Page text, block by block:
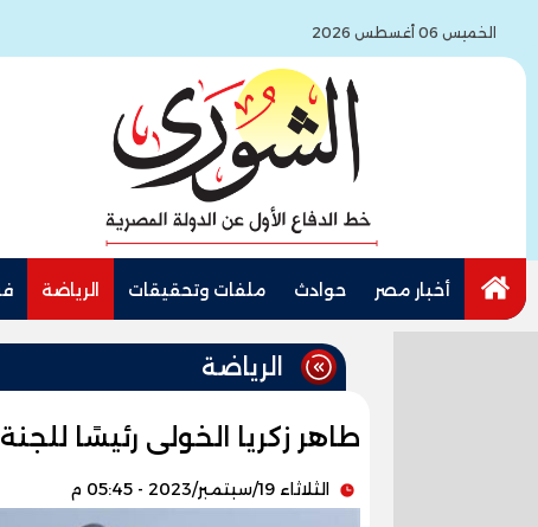
الخميس 06 أغسطس 2026
أخبار مصر حوادث ملفات وتحقيقات الرياضة
الرياضة
طاهر زكريا الخولى رئيسًا
الثلاثاء 19/سبتمبر/2023 - 05:45 م